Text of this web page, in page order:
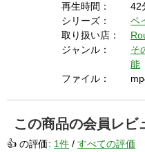
再生時間：
42
シリーズ：
ペ
取り扱い店：
ジャンル：
そ
能
ファイル：
この商品の会員レビ
👍 の評価: 1件 / すべての評価